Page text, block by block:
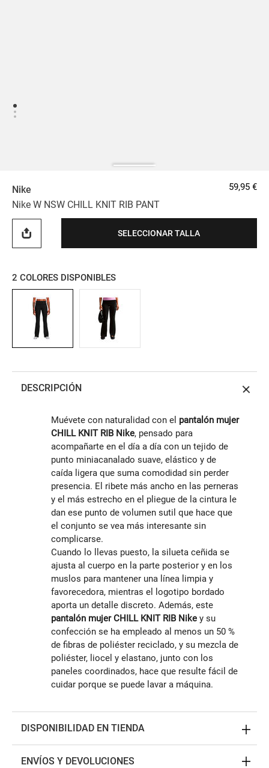
Nike
Nike W NSW CHILL KNIT RIB PANT
59,95 €
SELECCIONAR TALLA
2 COLORES DISPONIBLES
DESCRIPCIÓN
Muévete con naturalidad con el pantalón mujer
CHILL KNIT RIB Nike, pensado para
acompañarte en el día a día con un tejido de
punto miniacanalado suave, elástico y de
caída ligera que suma comodidad sin perder
presencia. El ribete más ancho en las perneras
y el más estrecho en el pliegue de la cintura le
dan ese punto de volumen sutil que hace que
el conjunto se vea más interesante sin
complicarse.
Cuando lo llevas puesto, la silueta ceñida se
ajusta al cuerpo en la parte posterior y en los
muslos para mantener una línea limpia y
favorecedora, mientras el logotipo bordado
aporta un detalle discreto. Además, este
pantalón mujer CHILL KNIT RIB Nike y su
confección se ha empleado al menos un 50 %
de fibras de poliéster reciclado, y su mezcla de
poliéster, liocel y elastano, junto con los
paneles coordinados, hace que resulte fácil de
cuidar porque se puede lavar a máquina.
DISPONIBILIDAD EN TIENDA
ENVÍOS Y DEVOLUCIONES